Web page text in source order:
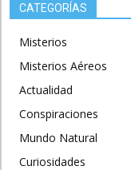
CATEGORÍAS
Misterios
Misterios Aéreos
Actualidad
Conspiraciones
Mundo Natural
Curiosidades